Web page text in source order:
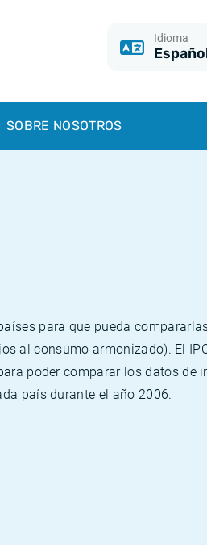
Idioma
SOBRE NOSOTROS
para que pueda
al consumo armonizado). El
poder comparar los datos de
país durante el año 2006.